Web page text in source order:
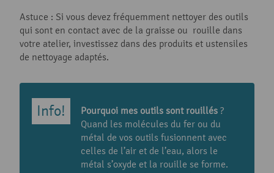
Astuce : Si vous devez fréquemment nettoyer des outils
qui sont en contact avec de la graisse ou rouille dans
votre atelier, investissez dans des produits et ustensiles
de nettoyage adaptés.
Pourquoi mes outils sont rouillés ?
Quand les molécules du fer ou du
métal de vos outils fusionnent avec
celles de l’air et de l’eau, alors le
métal s’oxyde et la rouille se forme.